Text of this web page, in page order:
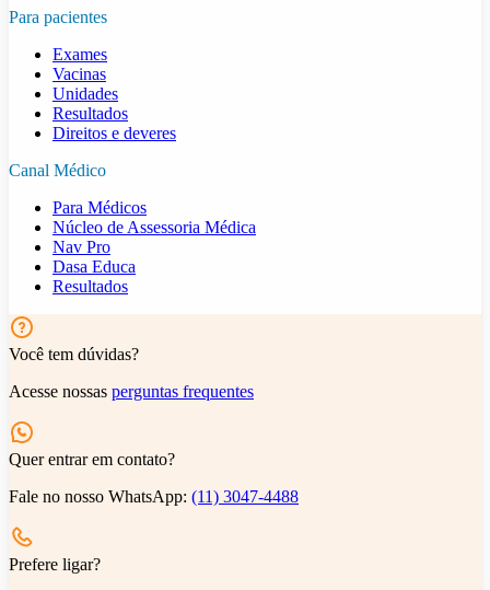
Para pacientes
Exames
Vacinas
Unidades
Resultados
Direitos e deveres
Canal Médico
Para Médicos
Núcleo de Assessoria Médica
Nav Pro
Dasa Educa
Resultados
Você tem dúvidas?
Acesse nossas perguntas frequentes
Quer entrar em contato?
Fale no nosso WhatsApp: (11) 3047-4488
Prefere ligar?